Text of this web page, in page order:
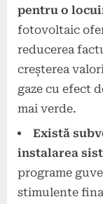
pentru o
fotovoltaic
reducerea
creșterea
gaze cu efect
mai verde.
Există
instalarea
programe
stimulente